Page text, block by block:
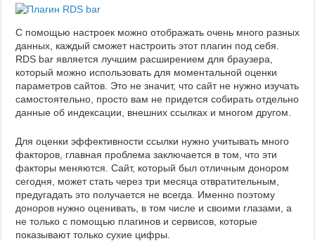
С помощью настроек можно отображать очень много разных
данных, каждый сможет настроить этот плагин под себя.
RDS bar является лучшим расширением для браузера,
который можно использовать для моментальной оценки
параметров сайтов. Это не значит, что сайт не нужно изучать
самостоятельно, просто вам не придется собирать отдельно
данные об индексации, внешних ссылках и многом другом.
Для оценки эффективности ссылки нужно учитывать много
факторов, главная проблема заключается в том, что эти
факторы меняются. Сайт, который был отличным донором
сегодня, может стать через три месяца отвратительным,
предугадать это получается не всегда. Именно поэтому
доноров нужно оценивать, в том числе и своими глазами, а
не только с помощью плагинов и сервисов, которые
показывают только сухие цифры.